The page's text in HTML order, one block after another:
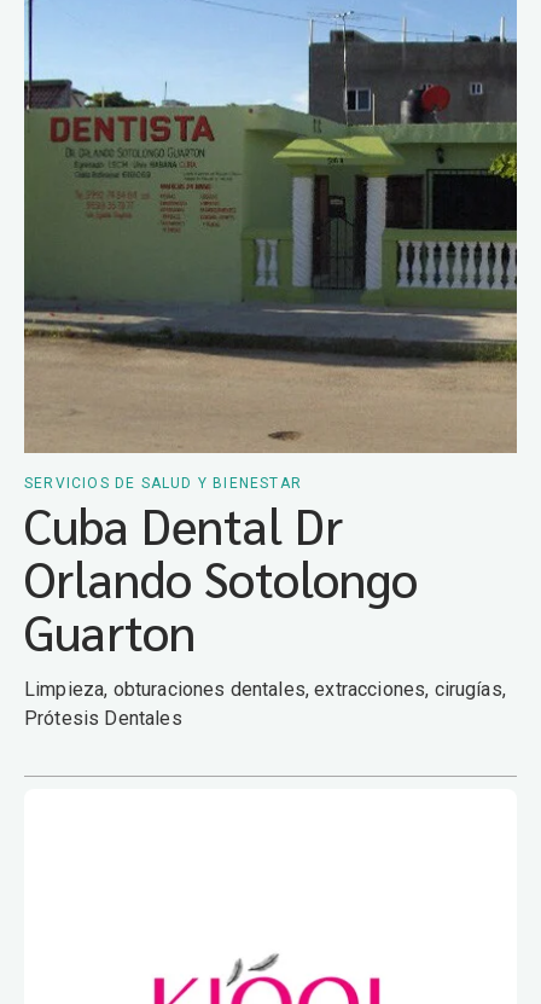
SERVICIOS DE SALUD Y BIENESTAR
Cuba Dental Dr
Orlando Sotolongo
Guarton
Limpieza, obturaciones dentales, extracciones, cirugías,
Prótesis Dentales